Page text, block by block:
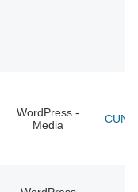
WordPress -
Media